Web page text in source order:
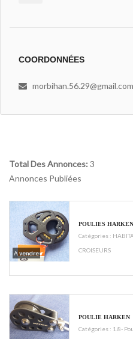
COORDONNÉES
morbihan.56.29@gmail.com
Total Des Annonces: 3
Annonces Publiées
A vendre
POULIES HARKEN
Catégories :
CROISEURS
POULIE HARKEN
Catégories : 1.8-